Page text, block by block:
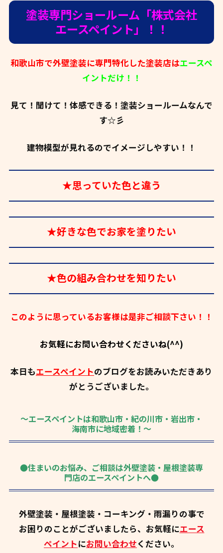
塗装専門ショールーム「株式会社
エースペイント」！！
和歌山市で外壁塗装に専門特化した塗装店はエースペ
イントだけ！！
見て！聞けて！体感できる！塗装ショールームなんで
す☆彡
建物模型が見れるのでイメージしやすい！！
★思っていた色と違う
★好きな色でお家を塗りたい
★色の組み合わせを知りたい
このように思っているお客様は是非ご相談下さい！！
お気軽にお問い合わせくださいね(^^)
本日もエースペイントのブログをお読みいただきあり
がとうございました。
～エースペイントは和歌山市・紀の川市・岩出市・
海南市に地域密着！～
●住まいのお悩み、ご相談は外壁塗装・屋根塗装専
門店のエースペイントへ●
外壁塗装・屋根塗装・コーキング・雨漏りの事で
お困りのことがございましたら、お気軽にエース
ペイントにお問い合わせください。